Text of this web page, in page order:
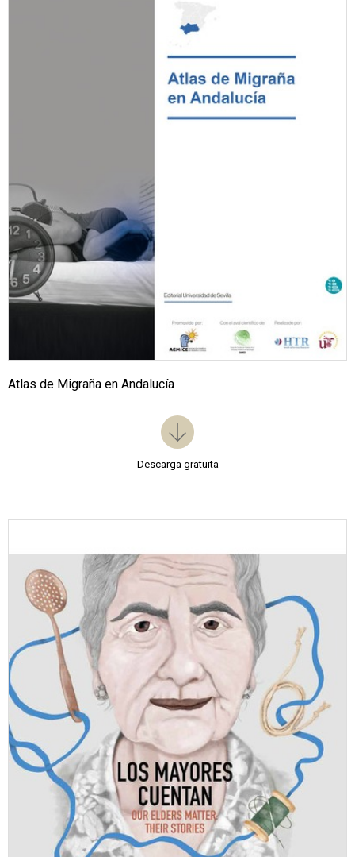
Atlas de Migraña en Andalucía
Descarga gratuita